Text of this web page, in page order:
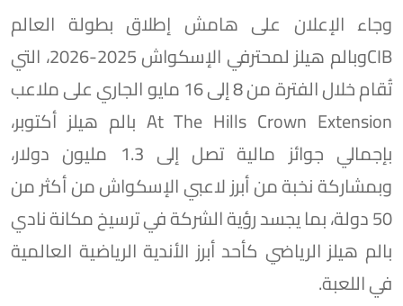
وجاء الإعلان على هامش إطلاق بطولة العالم
CIBوبالم هيلز لمحترفي الإسكواش 2025-2026، التي
تُقام خلال الفترة من 8 إلى 16 مايو الجاري على ملاعب
At The Hills Crown Extension بالم هيلز أكتوبر،
بإجمالي جوائز مالية تصل إلى 1.3 مليون دولار،
وبمشاركة نخبة من أبرز لاعبي الإسكواش من أكثر من
50 دولة، بما يجسد رؤية الشركة في ترسيخ مكانة نادي
بالم هيلز الرياضي كأحد أبرز الأندية الرياضية العالمية
في اللعبة.